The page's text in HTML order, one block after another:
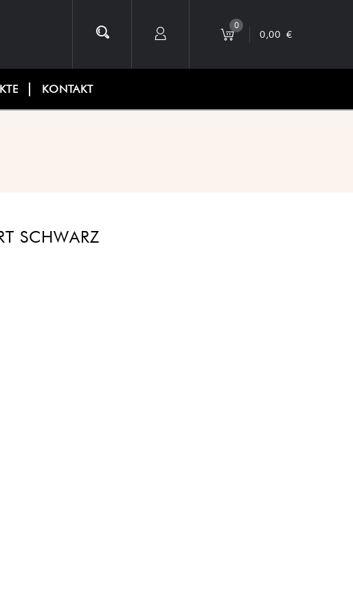
0
0,00 €
KONTAKT
SCHWARZ